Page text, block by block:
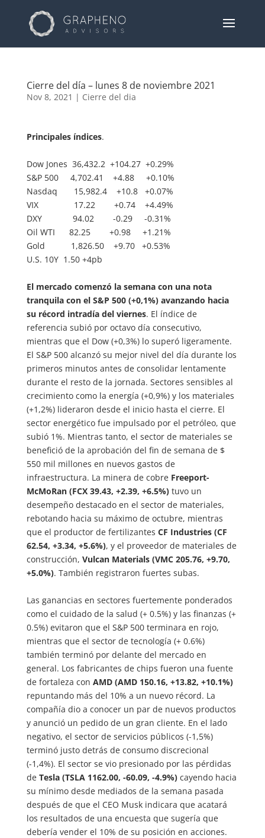
Cierre del día – lunes 8 de noviembre 2021
Nov 8, 2021 | Cierre del dia
Principales índices.
Dow Jones 36,432.2 +104.27 +0.29%
S&P 500 4,702.41 +4.88 +0.10%
Nasdaq 15,982.4 +10.8 +0.07%
VIX 17.22 +0.74 +4.49%
DXY 94.02 -0.29 -0.31%
Oil WTI 82.25 +0.98 +1.21%
Gold 1,826.50 +9.70 +0.53%
U.S. 10Y 1.50 +4pb
El mercado comenzó la semana con una nota
tranquila con el S&P 500 (+0,1%) avanzando hacia
su récord intradía del viernes. El índice de
referencia subió por octavo día consecutivo,
mientras que el Dow (+0,3%) lo superó ligeramente.
El S&P 500 alcanzó su mejor nivel del día durante los
primeros minutos antes de consolidar lentamente
durante el resto de la jornada. Sectores sensibles al
crecimiento como la energía (+0,9%) y los materiales
(+1,2%) lideraron desde el inicio hasta el cierre. El
sector energético fue impulsado por el petróleo, que
subió 1%. Mientras tanto, el sector de materiales se
benefició de la aprobación del fin de semana de $
550 mil millones en nuevos gastos de
infraestructura. La minera de cobre Freeport-
McMoRan (FCX 39.43, +2.39, +6.5%)tuvo un
desempeño destacado en el sector de materiales,
rebotando hacia su máximo de octubre, mientras
que el productor de fertilizantes CF Industries (CF
62.54, +3.34, +5.6%), y el proveedor de materiales de
construcción, Vulcan Materials (VMC 205.76, +9.70,
+5.0%). También registraron fuertes subas.
Las ganancias en sectores fuertemente ponderados
como el cuidado de la salud (+ 0.5%) y las finanzas (+
0.5%) evitaron que el S&P 500 terminara en rojo,
mientras que el sector de tecnología (+ 0.6%)
también terminó por delante del mercado en
general. Los fabricantes de chips fueron una fuente
de fortaleza con AMD (AMD 150.16, +13.82, +10.1%)
repuntando más del 10% a un nuevo récord. La
compañía dio a conocer un par de nuevos productos
y anunció un pedido de un gran cliente. En el lado
negativo, el sector de servicios públicos (-1,5%)
terminó justo detrás de consumo discrecional
(-1,4%). El sector se vio presionado por las pérdidas
de Tesla (TSLA 1162.00, -60.09, -4.9%)cayendo hacia
su mínimo desde mediados de la semana pasada
después de que el CEO Musk indicara que acatará
los resultados de una encuesta que sugería que
debería vender el 10% de su posición en acciones.